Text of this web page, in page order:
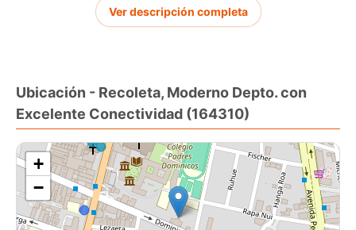
las vistas despejadas desde su hogar en un moderno edificio
de 20 pisos. Ubicado en una zona estratégica, este
parte de esta experiencia exclusiva y mejore su calidad de
vida en esta joya urbana.
Ver descripción completa
Ubicación - Recoleta, Moderno Depto. con
Excelente Conectividad (164310)
+
−